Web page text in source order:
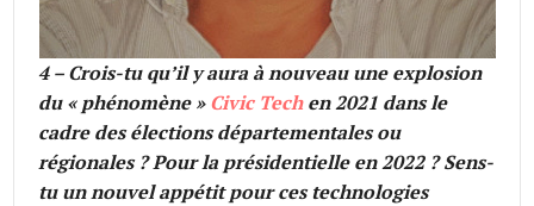
4 – Crois-tu qu’il y aura à nouveau une explosion
du « phénomène »Civic Techen 2021 dans le
cadre des élections départementales ou
régionales ? Pour la présidentielle en 2022 ? Sens-
tu un nouvel appétit pour ces technologies